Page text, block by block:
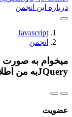
درباره این انجمن
Javascript
انجمن
JQueryبه من اطلاع بدین
عضویت